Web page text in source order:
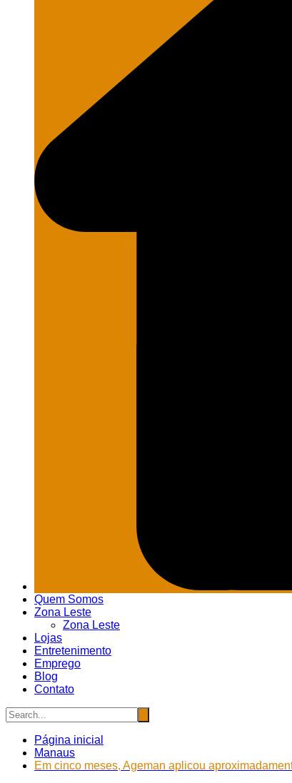
Quem Somos
Zona Leste
Zona Leste
Lojas
Entretenimento
Emprego
Blog
Contato
Página inicial
Manaus
Em cinco meses, Ageman aplicou